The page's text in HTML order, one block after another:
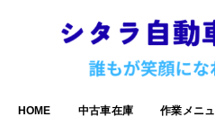
HOME 中古車在庫 作業メニ